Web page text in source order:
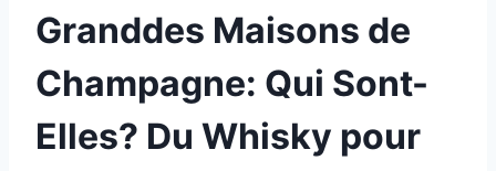
Granddes Maisons de
Champagne: Qui Sont-
Elles? Du Whisky pour